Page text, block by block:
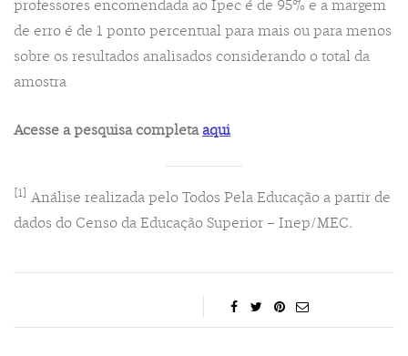
professores encomendada ao Ipec é de 95% e a margem
de erro é de 1 ponto percentual para mais ou para menos
sobre os resultados analisados considerando o total da
amostra
Acesse a pesquisa completaaqui
[1]
Análise realizada pelo Todos Pela Educação a partir de
dados do Censo da Educação Superior – Inep/MEC.